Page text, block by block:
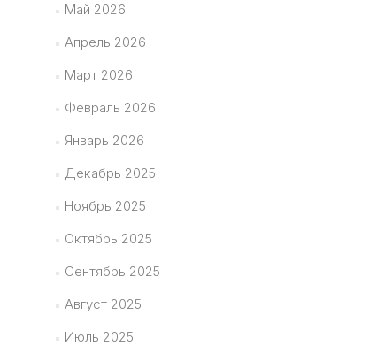
Май 2026
Апрель 2026
Март 2026
Февраль 2026
Январь 2026
Декабрь 2025
Ноябрь 2025
Октябрь 2025
Сентябрь 2025
Август 2025
Июль 2025